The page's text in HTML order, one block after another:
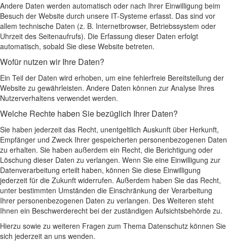
Andere Daten werden automatisch oder nach Ihrer Einwilligung beim
Besuch der Website durch unsere IT-Systeme erfasst. Das sind vor
allem technische Daten (z. B. Internetbrowser, Betriebssystem oder
Uhrzeit des Seitenaufrufs). Die Erfassung dieser Daten erfolgt
automatisch, sobald Sie diese Website betreten.
Wofür nutzen wir Ihre Daten?
Ein Teil der Daten wird erhoben, um eine fehlerfreie Bereitstellung der
Website zu gewährleisten. Andere Daten können zur Analyse Ihres
Nutzerverhaltens verwendet werden.
Welche Rechte haben Sie bezüglich Ihrer Daten?
Sie haben jederzeit das Recht, unentgeltlich Auskunft über Herkunft,
Empfänger und Zweck Ihrer gespeicherten personenbezogenen Daten
zu erhalten. Sie haben außerdem ein Recht, die Berichtigung oder
Löschung dieser Daten zu verlangen. Wenn Sie eine Einwilligung zur
Datenverarbeitung erteilt haben, können Sie diese Einwilligung
jederzeit für die Zukunft widerrufen. Außerdem haben Sie das Recht,
unter bestimmten Umständen die Einschränkung der Verarbeitung
Ihrer personenbezogenen Daten zu verlangen. Des Weiteren steht
Ihnen ein Beschwerderecht bei der zuständigen Aufsichtsbehörde zu.
Hierzu sowie zu weiteren Fragen zum Thema Datenschutz können Sie
sich jederzeit an uns wenden.